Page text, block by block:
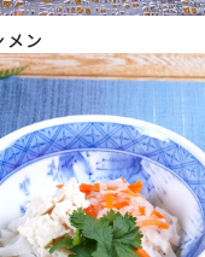
メン